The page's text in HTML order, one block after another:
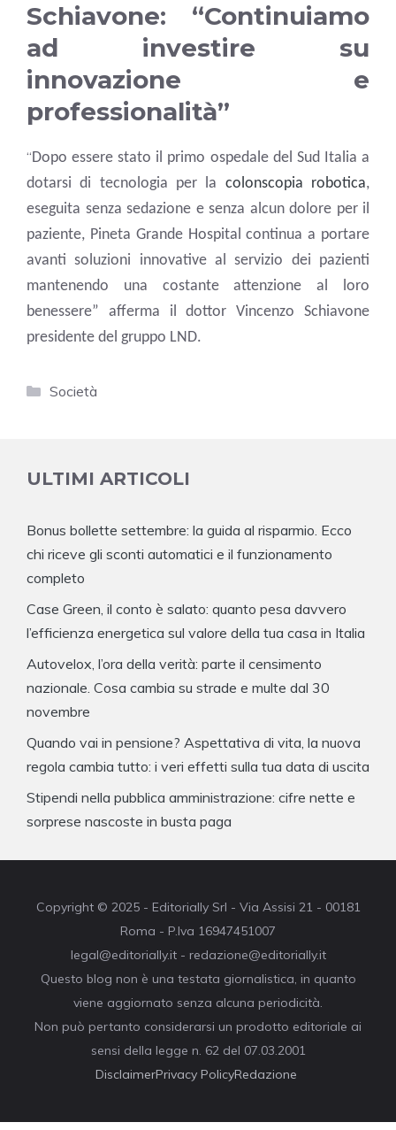
Schiavone: “Continuiamo
ad investire su
innovazione e
professionalità”
“Dopo essere stato il primo ospedale del Sud Italia a
dotarsi di tecnologia per la colonscopia robotica,
eseguita senza sedazione e senza alcun dolore per il
paziente, Pineta Grande Hospital continua a portare
avanti soluzioni innovative al servizio dei pazienti
mantenendo una costante attenzione al loro
benessere” afferma il dottor Vincenzo Schiavone
presidente del gruppo LND.
Categorie
Società
ULTIMI ARTICOLI
Bonus bollette settembre: la guida al risparmio. Ecco
chi riceve gli sconti automatici e il funzionamento
completo
Case Green, il conto è salato: quanto pesa davvero
l’efficienza energetica sul valore della tua casa in Italia
Autovelox, l’ora della verità: parte il censimento
nazionale. Cosa cambia su strade e multe dal 30
novembre
Quando vai in pensione? Aspettativa di vita, la nuova
regola cambia tutto: i veri effetti sulla tua data di uscita
Stipendi nella pubblica amministrazione: cifre nette e
sorprese nascoste in busta paga
Copyright © 2025 - Editorially Srl - Via Assisi 21 - 00181
Roma - P.Iva 16947451007
legal@editorially.it - redazione@editorially.it
Questo blog non è una testata giornalistica, in quanto
viene aggiornato senza alcuna periodicità.
Non può pertanto considerarsi un prodotto editoriale ai
sensi della legge n. 62 del 07.03.2001
DisclaimerPrivacy PolicyRedazione